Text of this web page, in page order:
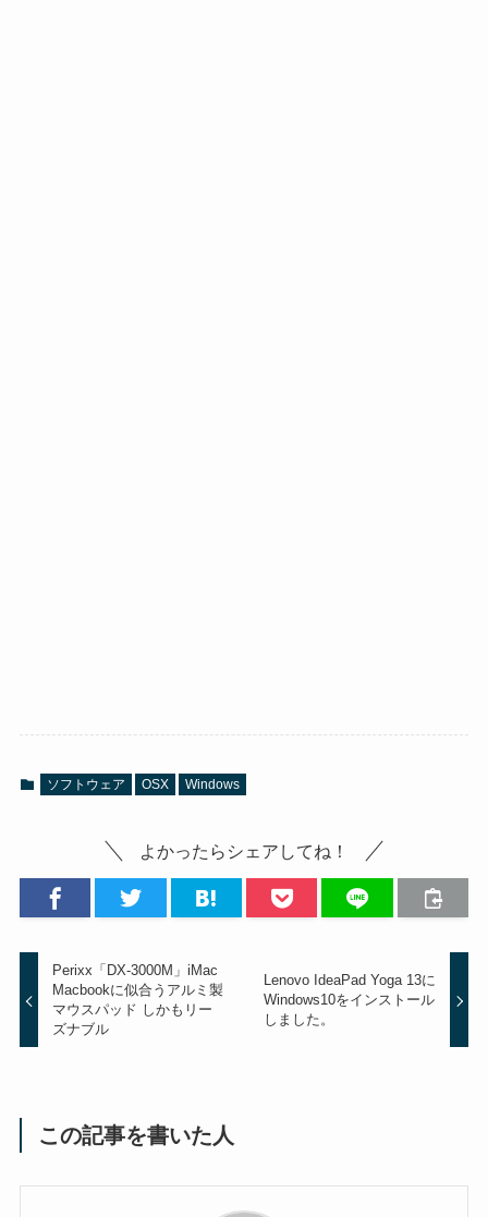
ソフトウェア OSX Windows
よかったらシェアしてね！
Perixx「DX-3000M」iMac
Macbookに似合うアルミ製
マウスパッド しかもリー
ズナブル
Lenovo IdeaPad Yoga 13に
Windows10をインストール
しました。
この記事を書いた人